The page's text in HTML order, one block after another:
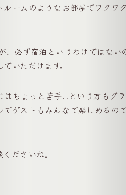
ルームのようなお部屋でワクワ
、必ず宿泊というわけではない
いただけます。
はちょっと苦手..という方もグ
でゲストもみんなで楽しめるの
ださいね。